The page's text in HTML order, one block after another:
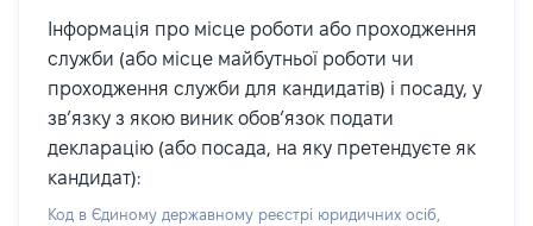
Інформація про місце роботи або проходження
служби (або місце майбутньої роботи чи
проходження служби для кандидатів) і посаду, у
зв’язку з якою виник обов’язок подати
декларацію (або посада, на яку претендуєте як
кандидат):
Код в Єдиному державному реєстрі юридичних осіб,